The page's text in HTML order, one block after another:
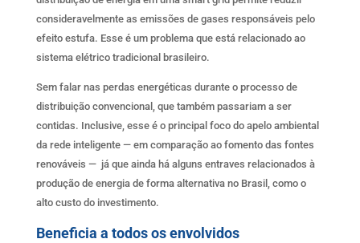
consideravelmente as emissões de gases responsáveis pelo
efeito estufa. Esse é um problema que está relacionado ao
sistema elétrico tradicional brasileiro.
Sem falar nas perdas energéticas durante o processo de
distribuição convencional, que também passariam a ser
contidas. Inclusive, esse é o principal foco do apelo ambiental
da rede inteligente — em comparação ao fomento das fontes
renováveis — já que ainda há alguns entraves relacionados à
produção de energia de forma alternativa no Brasil, como o
alto custo do investimento.
Beneficia a todos os envolvidos